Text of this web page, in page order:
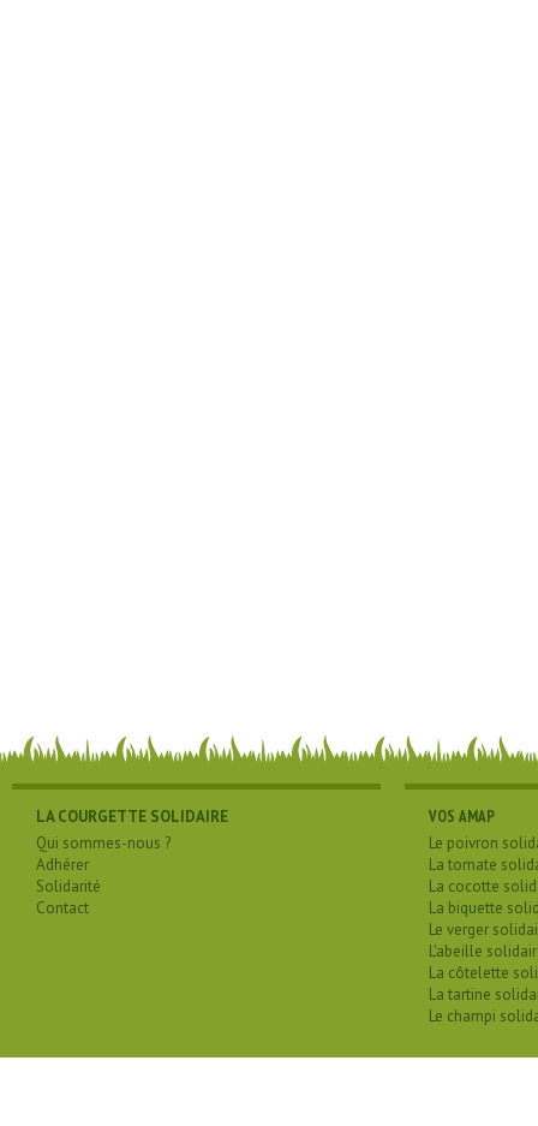
LA COURGETTE SOLIDAIRE
Qui sommes-nous ?
Adhérer
Solidarité
Contact
VOS AMAP
Le poivron
La tomate
La cocotte
La biquette
Le verger
L'abeille
La côtelette
La tartine
Le champi